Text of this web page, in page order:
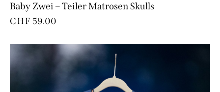
Baby Zwei – Teiler Matrosen Skulls
CHF 59.00